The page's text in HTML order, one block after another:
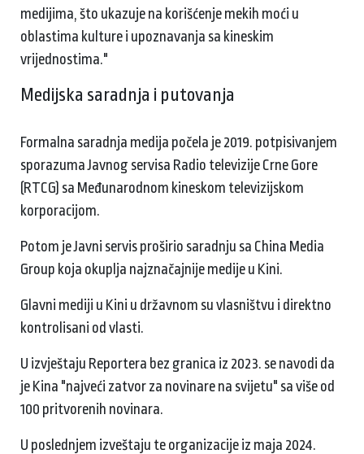
medijima, što ukazuje na korišćenje mekih moći u
oblastima kulture i upoznavanja sa kineskim
vrijednostima."
Medijska saradnja i putovanja
Formalna saradnja medija počela je 2019. potpisivanjem
sporazuma Javnog servisa Radio televizije Crne Gore
(RTCG) sa Međunarodnom kineskom televizijskom
korporacijom.
Potom je Javni servis proširio saradnju sa China Media
Group koja okuplja najznačajnije medije u Kini.
Glavni mediji u Kini u državnom su vlasništvu i direktno
kontrolisani od vlasti.
U izvještaju Reportera bez granica iz 2023. se navodi da
je Kina "najveći zatvor za novinare na svijetu" sa više od
100 pritvorenih novinara.
U poslednjem izveštaju te organizacije iz maja 2024.